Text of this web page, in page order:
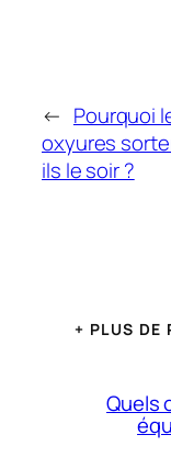
← Pourquoi
oxyures
ils le soir ?
+ PLUS DE
Quels